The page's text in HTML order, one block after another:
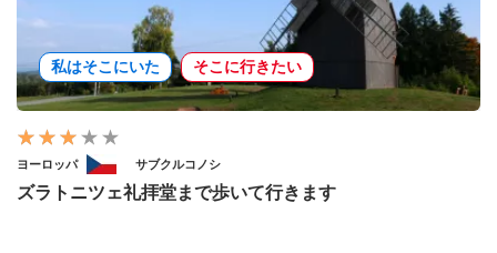
私はそこにいた そこに行きたい
ヨーロッパ サブクルコノシ
ズラトニツェ礼拝堂まで歩いて行きます